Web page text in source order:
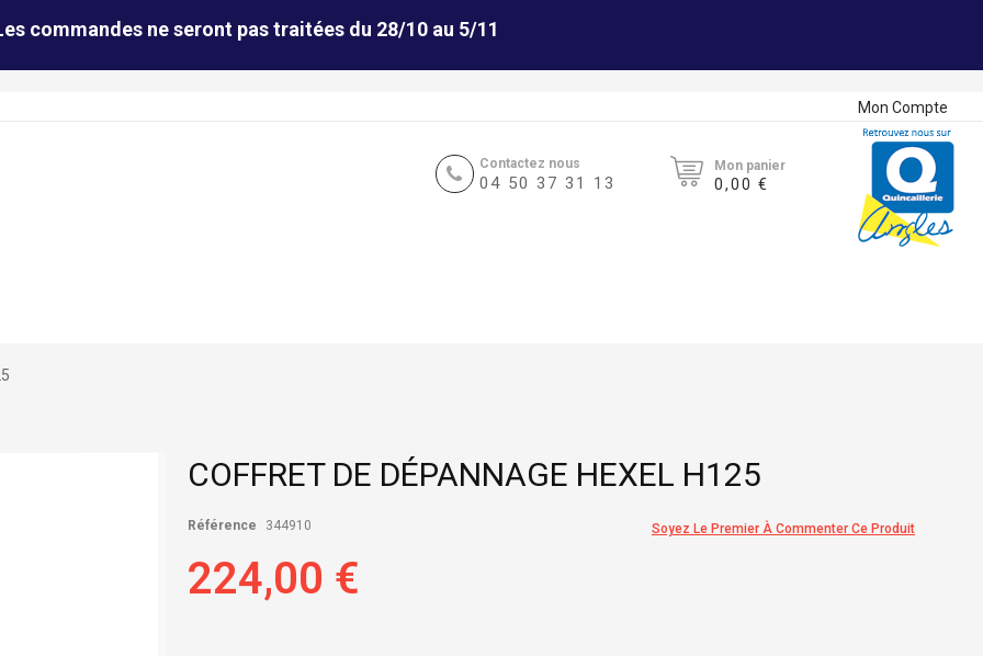
commandes ne seront pas traitées du 28/10 au 5/11
Mon Compte
Contactez nous
04 50 37 31 13
Mon panier
0,00 €
COFFRET DE DÉPANNAGE HEXEL H125
Soyez Le Premier À Commenter Ce Produit
Référence 344910
224,00 €